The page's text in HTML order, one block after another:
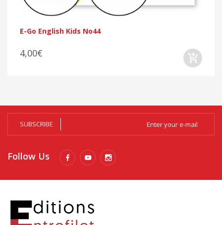
E-Go English Kids No44
4,00€
SUBSCRIBE
Follow Us